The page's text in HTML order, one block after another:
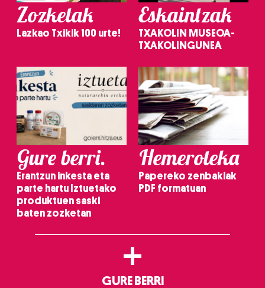
Zozketak
Lazkao Txikik 100 urte!
Eskaintzak
TXAKOLIN MUSEOA-
TXAKOLINGUNEA
Gure berri.
Erantzun inkesta eta
parte hartu Iztuetako
produktuen saski
baten zozketan
Hemeroteka
Papereko zenbakiak
PDF formatuan
+
GURE BERRI